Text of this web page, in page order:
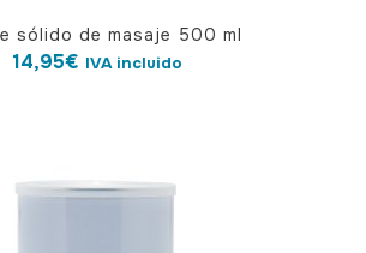
sólido de masaje 500 ml
14,95€ IVA incluido